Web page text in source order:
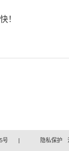
！
号 | 隐私保护